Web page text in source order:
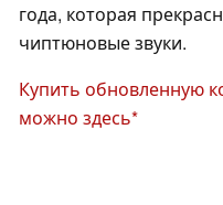
года, которая
чиптюновые звуки.
Купить обновленную
можно здесь